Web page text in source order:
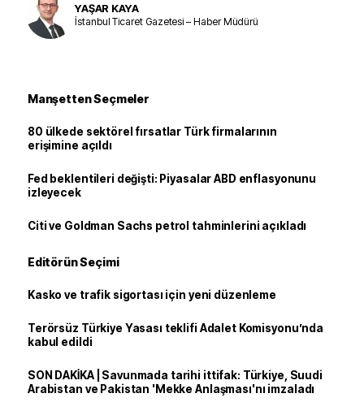
YAŞAR KAYA
İstanbul Ticaret Gazetesi – Haber Müdürü
Manşetten Seçmeler
80 ülkede sektörel fırsatlar Türk firmalarının
erişimine açıldı
Fed beklentileri değişti: Piyasalar ABD enflasyonunu
izleyecek
Citi ve Goldman Sachs petrol tahminlerini açıkladı
Editörün Seçimi
Kasko ve trafik sigortası için yeni düzenleme
Terörsüz Türkiye Yasası teklifi Adalet Komisyonu’nda
kabul edildi
SON DAKİKA | Savunmada tarihi ittifak: Türkiye, Suudi
Arabistan ve Pakistan 'Mekke Anlaşması'nı imzaladı